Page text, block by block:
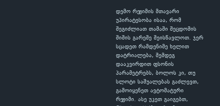
დემო რეჟიმის მთავარი
უპირატესობა ისაა, რომ
შეგიძლიათ თამაში შეცდომის
შიშის გარეშე შეისწავლოთ. ჯერ
სცადეთ რამდენიმე ხელით
დატრიალება, შემდეგ
დააკვირდით ფსონის
პარამეტრებს, ბოლოს კი, თუ
სლოტი საშუალებას გაძლევთ,
გამოიყენეთ ავტომატური
რეჟიმი. ასე უკეთ გაიგებთ,